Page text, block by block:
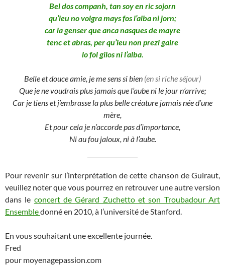
Bel dos companh, tan soy en ric sojorn
qu’ieu no volgra mays fos l’alba ni jorn;
car la genser que anca nasques de mayre
tenc et abras, per qu’ieu non prezi gaire
lo fol gilos ni l’alba.
Belle et douce amie, je me sens si bien (en si riche séjour)
Que je ne voudrais plus jamais que l’aube ni le jour n’arrive;
Car je tiens et j’embrasse la plus belle créature jamais née d’une
mère,
Et pour cela je n’accorde pas d’importance,
Ni au fou jaloux, ni à l’aube.
Pour revenir sur l’interprétation de cette chanson de Guiraut,
veuillez noter que vous pourrez en retrouver une autre version
dans le concert de Gérard Zuchetto et son Troubadour Art
Ensembledonné en 2010, à l’université de Stanford.
En vous souhaitant une excellente journée.
Fred
pour moyenagepassion.com